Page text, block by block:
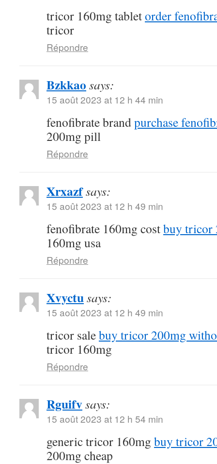
tricor 160mg tabletorder
tricor
Répondre
Bzkkao says:
15 août 2023 at 12 h 44 min
fenofibrate brandpurchase
200mg pill
Répondre
Xrxazfsays:
15 août 2023 at 12 h 49 min
fenofibrate 160mg costbuy tricor
160mg usa
Répondre
Xvyctusays:
15 août 2023 at 12 h 49 min
tricor salebuy tricor 200mg
tricor 160mg
Répondre
Rguifvsays:
15 août 2023 at 12 h 54 min
generic tricor 160mg buy tricor
200mg cheap